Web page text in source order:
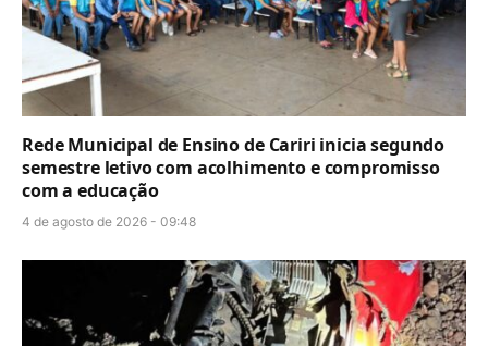
Rede Municipal de Ensino de Cariri inicia segundo
semestre letivo com acolhimento e compromisso
com a educação
4 de agosto de 2026 - 09:48